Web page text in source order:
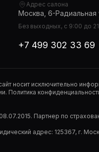
Адрес салона
Москва, 6-Радиальная
Без выходных, с 9:00 до
+7 499 302 33 69
носит исключительно
Политика
Партнер по
адрес: 125367, г.